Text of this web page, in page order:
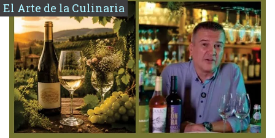
El Arte de la Culinaria